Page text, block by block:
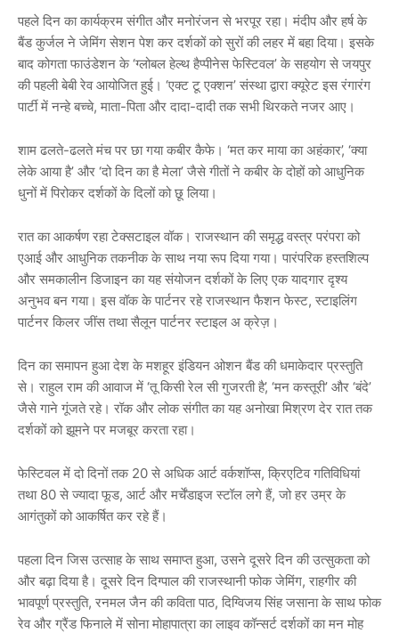
पहले दिन का कार्यक्रम संगीत और मनोरंजन से भरपूर रहा। मंदीप और हर्ष के
बैंड कुर्जल ने जेमिंग सेशन पेश कर दर्शकों को सुरों की लहर में बहा दिया। इसके
बाद कोगता फाउंडेशन के ‘ग्लोबल हेल्थ हैप्पीनेस फेस्टिवल’ के सहयोग से जयपुर
की पहली बेबी रेव आयोजित हुई। ‘एक्ट टू एक्शन’ संस्था द्वारा क्यूरेट इस रंगारंग
पार्टी में नन्हे बच्चे, माता-पिता और दादा-दादी तक सभी थिरकते नजर आए।
शाम ढलते-ढलते मंच पर छा गया कबीर कैफे। ‘मत कर माया का अहंकार’, ‘क्या
लेके आया है’ और ‘दो दिन का है मेला’ जैसे गीतों ने कबीर के दोहों को आधुनिक
धुनों में पिरोकर दर्शकों के दिलों को छू लिया।
रात का आकर्षण रहा टेक्सटाइल वॉक। राजस्थान की समृद्ध वस्त्र परंपरा को
एआई और आधुनिक तकनीक के साथ नया रूप दिया गया। पारंपरिक हस्तशिल्प
और समकालीन डिजाइन का यह संयोजन दर्शकों के लिए एक यादगार दृश्य
अनुभव बन गया। इस वॉक के पार्टनर रहे राजस्थान फैशन फेस्ट, स्टाइलिंग
पार्टनर किलर जींस तथा सैलून पार्टनर स्टाइल अ क्रेज़।
दिन का समापन हुआ देश के मशहूर इंडियन ओशन बैंड की धमाकेदार प्रस्तुति
से। राहुल राम की आवाज में ‘तू किसी रेल सी गुजरती है’, ‘मन कस्तूरी’ और ‘बंदे’
जैसे गाने गूंजते रहे। रॉक और लोक संगीत का यह अनोखा मिश्रण देर रात तक
दर्शकों को झूमने पर मजबूर करता रहा।
फेस्टिवल में दो दिनों तक 20 से अधिक आर्ट वर्कशॉप्स, क्रिएटिव गतिविधियां
तथा 80 से ज्यादा फूड, आर्ट और मर्चेंडाइज स्टॉल लगे हैं, जो हर उम्र के
आगंतुकों को आकर्षित कर रहे हैं।
पहला दिन जिस उत्साह के साथ समाप्त हुआ, उसने दूसरे दिन की उत्सुकता को
और बढ़ा दिया है। दूसरे दिन दिग्पाल की राजस्थानी फोक जेमिंग, राहगीर की
भावपूर्ण प्रस्तुति, रनमल जैन की कविता पाठ, दिग्विजय सिंह जसाना के साथ फोक
रेव और ग्रैंड फिनाले में सोना मोहापात्रा का लाइव कॉन्सर्ट दर्शकों का मन मोह